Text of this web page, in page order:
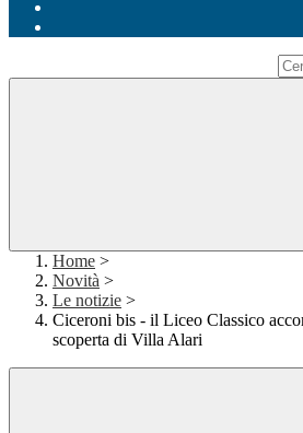
Home >
Novità >
Le notizie >
Ciceroni bis - il Liceo Classico
scoperta di Villa Alari